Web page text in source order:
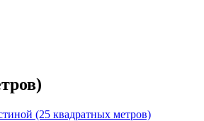
(25 квадратных метров)